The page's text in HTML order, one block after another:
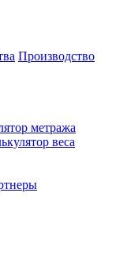
Производство
метража
веса